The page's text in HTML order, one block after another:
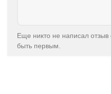
Еще никто не написал
быть первым.